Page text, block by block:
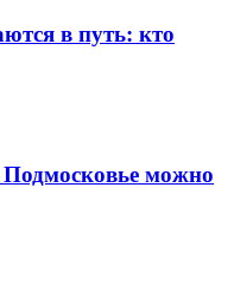
в путь: кто
можно